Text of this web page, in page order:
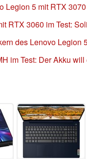
Legion 5 mit RTX
RTX 3060 im Test:
des Lenovo Legion
im Test: Der Akku